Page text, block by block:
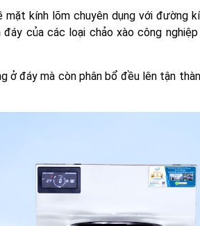
kính lõm chuyên dụng với đường
của các loại chảo xào công
đáy mà còn phân bổ đều lên tận